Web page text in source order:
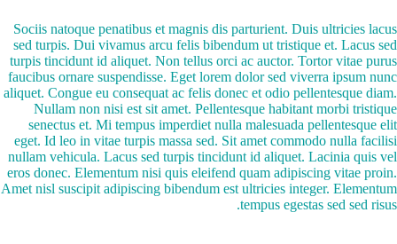
Sociis natoque penatibus et magnis dis parturient. Duis ultricies lacus
sed turpis. Dui vivamus arcu felis bibendum ut tristique et. Lacus sed
turpis tincidunt id aliquet. Non tellus orci ac auctor. Tortor vitae purus
faucibus ornare suspendisse. Eget lorem dolor sed viverra ipsum nunc
aliquet. Congue eu consequat ac felis donec et odio pellentesque diam.
Nullam non nisi est sit amet. Pellentesque habitant morbi tristique
senectus et. Mi tempus imperdiet nulla malesuada pellentesque elit
eget. Id leo in vitae turpis massa sed. Sit amet commodo nulla facilisi
nullam vehicula. Lacus sed turpis tincidunt id aliquet. Lacinia quis vel
eros donec. Elementum nisi quis eleifend quam adipiscing vitae proin.
Amet nisl suscipit adipiscing bibendum est ultricies integer. Elementum
tempus egestas sed sed risus.